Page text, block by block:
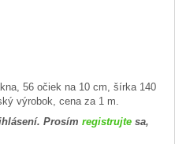
56 očiek na 10 cm, šírka 140
výrobok, cena za 1 m.
Prosím registrujte sa,